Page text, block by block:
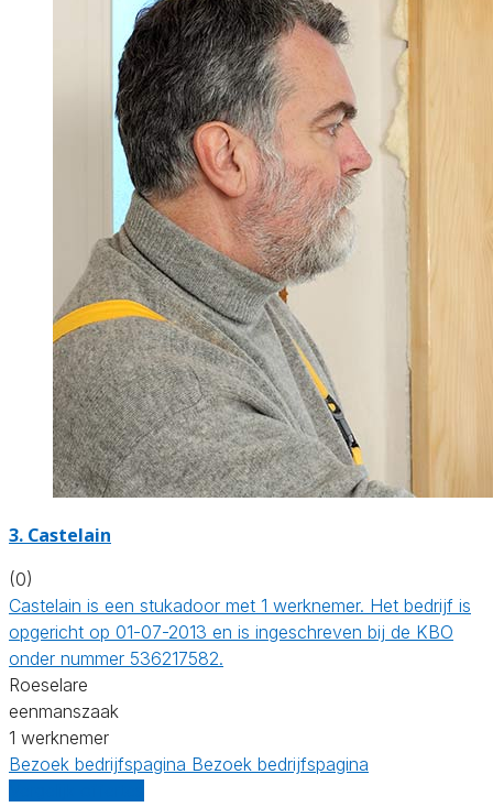
3. Castelain
(0)
Castelain is een stukadoor met 1 werknemer. Het bedrijf is
opgericht op 01-07-2013 en is ingeschreven bij de KBO
onder nummer 536217582.
Roeselare
eenmanszaak
1 werknemer
Bezoek bedrijfspagina Bezoek bedrijfspagina